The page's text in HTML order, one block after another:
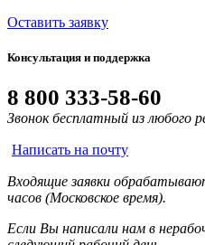
Оставить заявку
Консультация и поддержка
8 800 333-58-60
Звонок бесплатный из любого
Написать на почту
Входящие заявки
часов (Московское время).
Если Вы написали нам в